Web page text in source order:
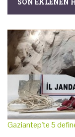
Gaziantep'te 5